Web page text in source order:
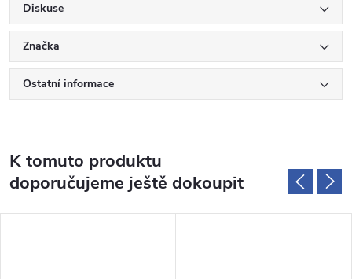
Diskuse
Značka
Ostatní informace
K tomuto produktu
doporučujeme ještě dokoupit